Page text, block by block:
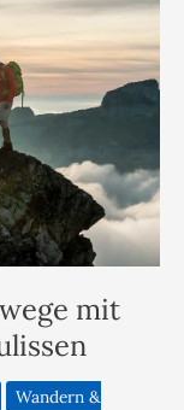
mit
Wandern &